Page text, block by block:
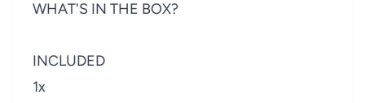
WHAT'S IN THE BOX?
INCLUDED
1x